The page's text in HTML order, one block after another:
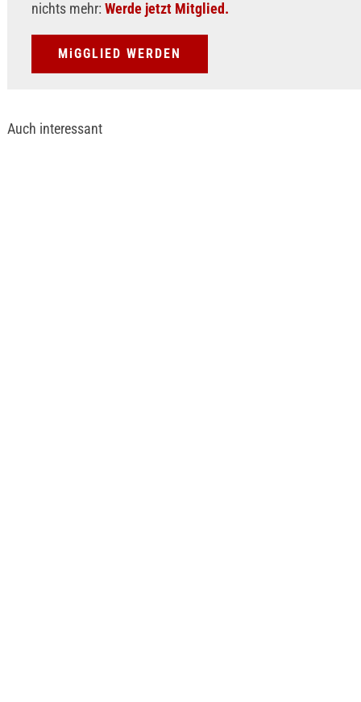
nichts mehr: Werde jetzt Mitglied.
MiGGLIED WERDEN
Auch interessant